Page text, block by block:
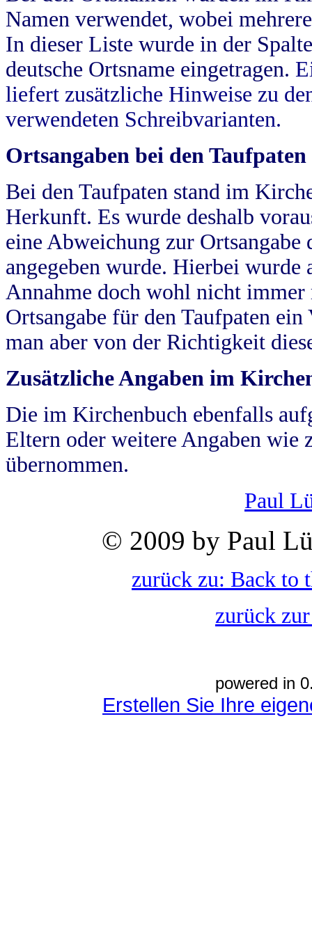
Namen verwendet, wobei
In dieser Liste wurde in der
deutsche Ortsname eingetragen.
liefert zusätzliche Hinweise zu
verwendeten Schreibvarianten.
Ortsangaben bei den Taufpaten
Bei den Taufpaten stand im
Herkunft. Es wurde deshalb
eine Abweichung zur
angegeben wurde. Hierbei wurde
Annahme doch wohl nicht
Ortsangabe für den Taufpaten
man aber von der Richtigkeit
Zusätzliche Angaben im
Die im Kirchenbuch ebenfalls
Eltern oder weitere Angaben wie
übernommen.
Paul
© 2009 by Paul
zurück zu: Back to
zurück
powered in
Erstellen Sie Ihre